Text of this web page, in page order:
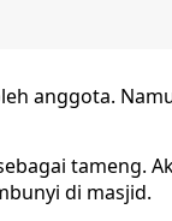
anggota.
tameng.
di masjid.